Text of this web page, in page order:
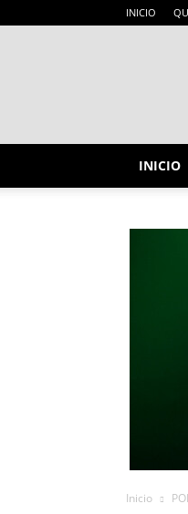
INICIO
INICIO
Inicio